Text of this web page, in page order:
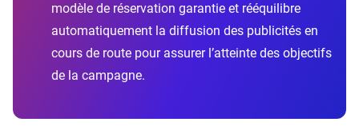
modèle de réservation garantie et rééquilibre
automatiquement la diffusion des publicités en
cours de route pour assurer l’atteinte des objectifs
de la campagne.